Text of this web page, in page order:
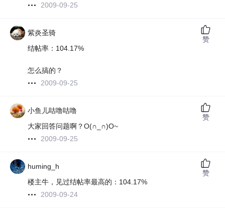
2009-09-25
紫炎圣骑
结帖率：104.17%
怎么搞的？
2009-09-25
赞
小鱼儿咕噜咕噜
大家回答问题啊？O(∩_∩)O~
2009-09-25
赞
huming_h
楼主牛，见过结帖率最高的：104.17%
2009-09-24
赞